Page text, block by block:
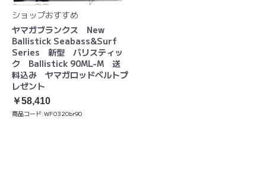
ショップおすすめ
ヤマガブランクス New
Ballistick Seabass&Surf
Series 新型 バリスティッ
ク Ballistick 90ML-M 送
料込み ヤマガロッドベルトプ
レゼント
￥58,410
商品コード:WF0320br90